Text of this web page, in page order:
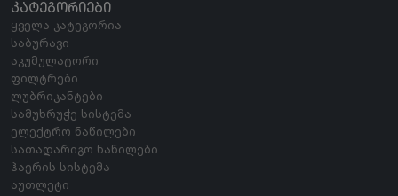
ᲙᲐᲢᲔᲒᲝᲠᲘᲔᲑᲘ
ყველა კატეგორია
საბურავი
აკუმულატორი
ფილტრები
ლუბრიკანტები
სამუხრუჭე სისტემა
ელექტრო ნაწილები
სათადარიგო ნაწილები
ჰაერის სისტემა
აუთლეტი